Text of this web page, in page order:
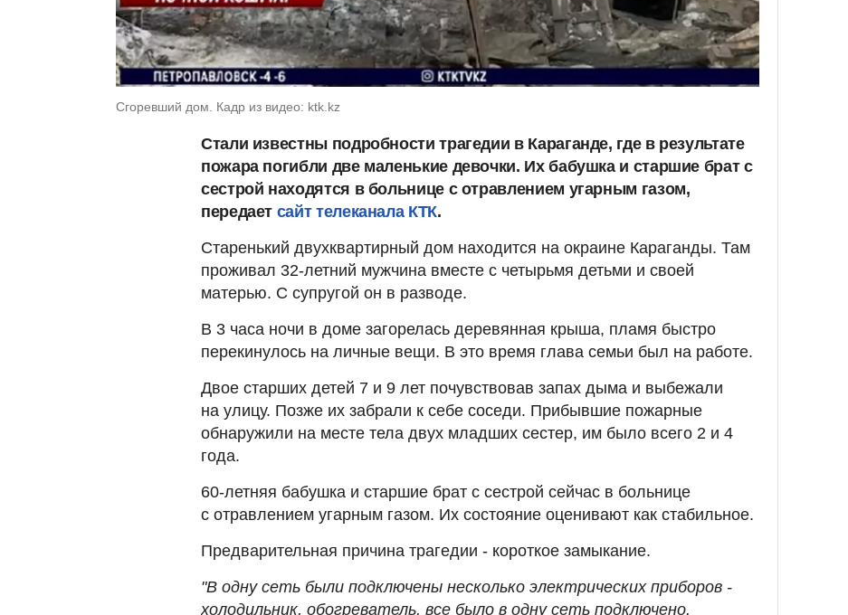
Сгоревший дом. Кадр из видео: ktk.kz
Стали известны подробности трагедии в Караганде, где в результате
пожара погибли две маленькие девочки. Их бабушка и старшие брат с
сестрой находятся в больнице с отравлением угарным газом,
передает сайт телеканала КТК.
Старенький двухквартирный дом находится на окраине Караганды. Там
проживал 32-летний мужчина вместе с четырьмя детьми и своей
матерью. С супругой он в разводе.
В 3 часа ночи в доме загорелась деревянная крыша, пламя быстро
перекинулось на личные вещи. В это время глава семьи был на работе.
Двое старших детей 7 и 9 лет почувствовав запах дыма и выбежали
на улицу. Позже их забрали к себе соседи. Прибывшие пожарные
обнаружили на месте тела двух младших сестер, им было всего 2 и 4
года.
60-летняя бабушка и старшие брат с сестрой сейчас в больнице
с отравлением угарным газом. Их состояние оценивают как стабильное.
Предварительная причина трагедии - короткое замыкание.
"В одну сеть были подключены несколько электрических приборов -
холодильник, обогреватель, все было в одну сеть подключено.